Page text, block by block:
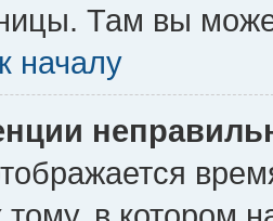
Там вы
началу